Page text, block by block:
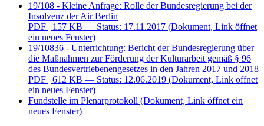
19/108 - Kleine Anfrage: Rolle der Bundesregierung bei der
Insolvenz der Air Berlin
PDF | 157 KB — Status: 17.11.2017 (Dokument, Link öffnet
ein neues Fenster)
19/10836 - Unterrichtung: Bericht der Bundesregierung über
die Maßnahmen zur Förderung der Kulturarbeit gemäß § 96
des Bundesvertriebenengesetzes in den Jahren 2017 und 2018
PDF | 612 KB — Status: 12.06.2019 (Dokument, Link öffnet
ein neues Fenster)
Fundstelle im Plenarprotokoll (Dokument, Link öffnet ein
neues Fenster)